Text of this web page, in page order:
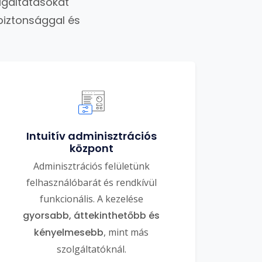
és
Intuitív adminisztrációs
központ
Adminisztrációs felületünk
felhasználóbarát és rendkívül
funkcionális. A kezelése
gyorsabb, áttekinthetőbb és
kényelmesebb, mint más
szolgáltatóknál.